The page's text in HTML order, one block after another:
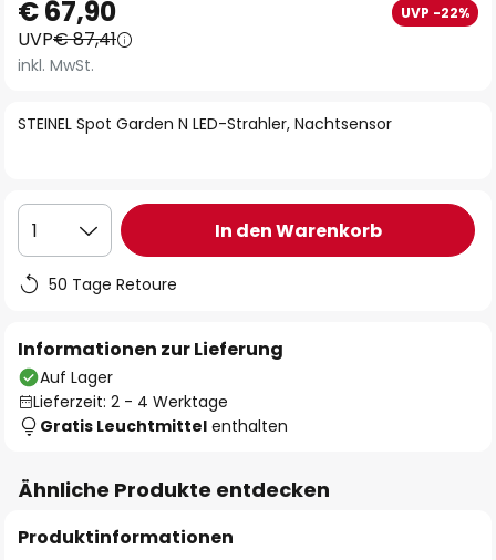
Anfang
der
Bildgalerie
STEINEL Spot Garden N LED-Strahler, Nachtsensor
€ 67,90 UVP -22%
UVP€ 87,41
inkl. MwSt.
1 In den Warenkorb
50 Tage Retoure
Informationen zur Lieferung
Auf Lager
Lieferzeit: 2 - 4 Werktage
Gratis Leuchtmittel enthalten
Ähnliche Produkte entdecken
Produktinformationen